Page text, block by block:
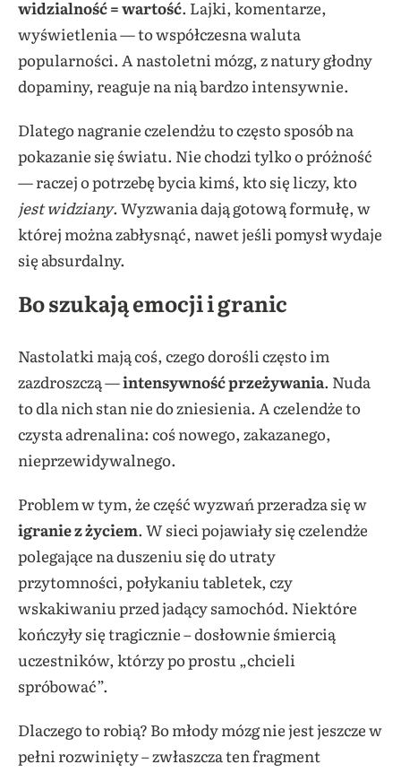
widzialność = wartość. Lajki, komentarze,
wyświetlenia — to współczesna waluta
popularności. A nastoletni mózg, z natury głodny
dopaminy, reaguje na nią bardzo intensywnie.
Dlatego nagranie czelendżu to często sposób na
pokazanie się światu. Nie chodzi tylko o próżność
— raczej o potrzebę bycia kimś, kto się liczy, kto
jest widziany. Wyzwania dają gotową formułę, w
której można zabłysnąć, nawet jeśli pomysł wydaje
się absurdalny.
Bo szukają emocji i granic
Nastolatki mają coś, czego dorośli często im
zazdroszczą —intensywność przeżywania. Nuda
to dla nich stan nie do zniesienia. A czelendże to
czysta adrenalina: coś nowego, zakazanego,
nieprzewidywalnego.
Problem w tym, że część wyzwań przeradza się w
igranie z życiem. W sieci pojawiały się czelendże
polegające na duszeniu się do utraty
przytomności, połykaniu tabletek, czy
wskakiwaniu przed jadący samochód. Niektóre
kończyły się tragicznie – dosłownie śmiercią
uczestników, którzy po prostu „chcieli
spróbować”.
Dlaczego to robią? Bo młody mózg nie jest jeszcze w
pełni rozwinięty – zwłaszcza ten fragment